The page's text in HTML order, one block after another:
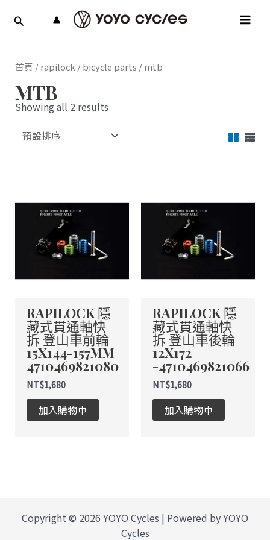
首頁 /rapilock /bicycle parts / mtb
MTB
Showing all 2 results
RAPILOCK 隱
藏式貫通軸快
拆 登山車前輪
15X144-157MM
4710469821080
NT$1,680
加入購物車
RAPILOCK 隱
藏式貫通軸快
拆 登山車後輪
12X172
-4710469821066
NT$1,680
加入購物車
Copyright © 2026 YOYO Cycles | Powered by YOYO
Cycles